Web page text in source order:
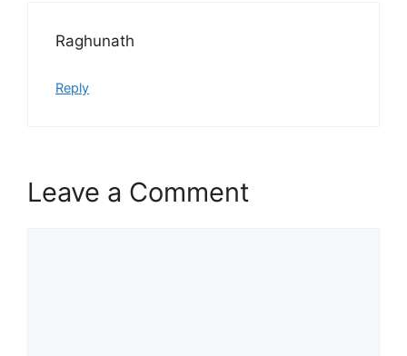
Raghunath
Reply
Leave a Comment